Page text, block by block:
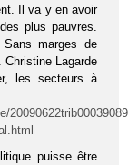
Il va y en avoir
plus pauvres.
Sans marges de
Lagarde
les secteurs à
puisse être